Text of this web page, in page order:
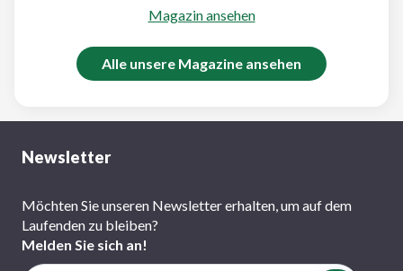
Magazin ansehen
Alle unsere Magazine ansehen
Newsletter
Möchten Sie unseren Newsletter erhalten, um auf dem
Laufenden zu bleiben?
Melden Sie sich an!